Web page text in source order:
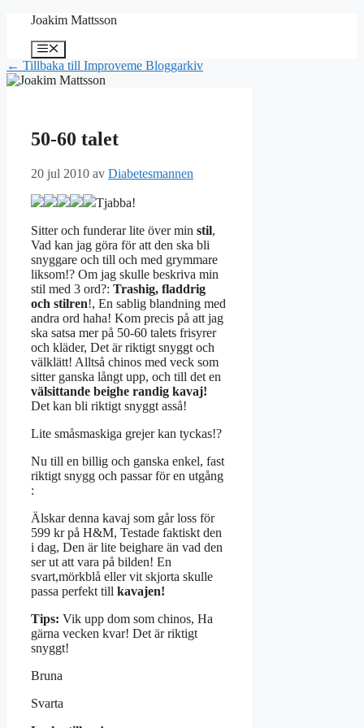
Hoppa
innehåll
Joakim Mattsson
Meny
← Tillbaka till Improveme Bloggarkiv
50-60 talet
20 jul 2010 av Diabetesmannen
Tjabba!
Sitter och funderar lite över min stil,
Vad kan jag göra för att den ska bli
snyggare och till och med grymmare
liksom!? Om jag skulle beskriva min
stil med 3 ord?: Trashig, fladdrig
och stilren!, En sablig blandning med
andra ord haha! Kom precis på att jag
ska satsa mer på 50-60 talets frisyrer
och kläder, Det är riktigt snyggt och
välklätt! Alltså chinos med veck som
sitter ganska långt upp, och till det en
välsittande beighe randig kavaj!
Det kan bli riktigt snyggt asså!
Lite småsmaskiga grejer kan tyckas!?
Nu till en billig och ganska enkel, fast
riktigt snygg och passar för en utgång
:
Älskar denna kavaj som går loss för
599 kr på H&M, Testade faktiskt den
i dag, Den är lite beighare än vad den
ser ut att vara på bilden! En
svart,mörkblå eller vit skjorta skulle
passa perfekt till kavajen!
Tips: Vik upp dom som chinos, Ha
gärna vecken kvar! Det är riktigt
snyggt!
Bruna
Svarta